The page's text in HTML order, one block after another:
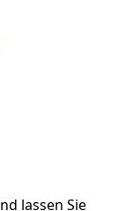
lassen Sie